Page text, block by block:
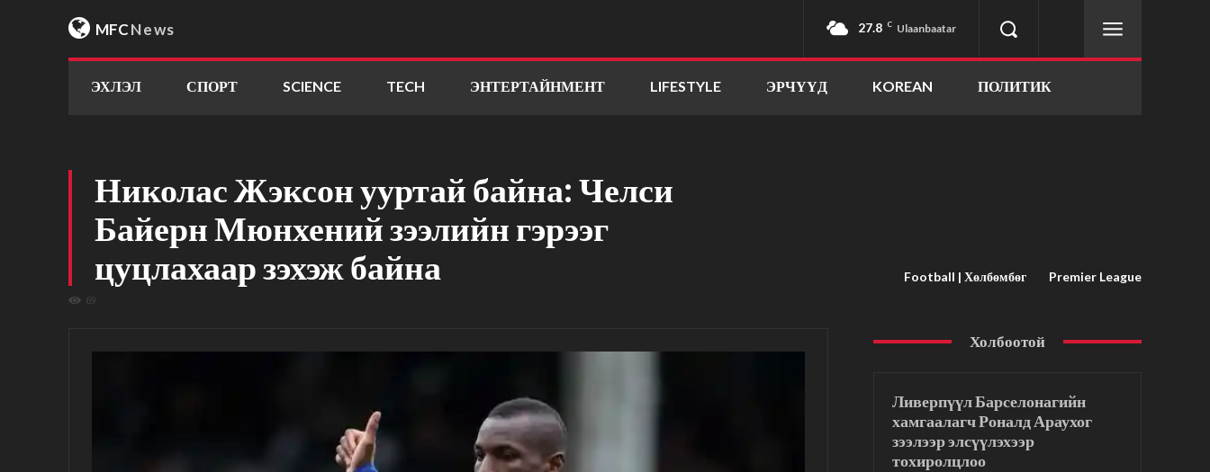
MFCNews 27.8 C Ulaanbaatar
ЭХЛЭЛ СПОРТ SCIENCE TECH ЭНТЕРТАЙНМЕНТ LIFESTYLE ЭРЧҮҮД KOREAN ПОЛИТИК
Николас Жэксон ууртай байна: Челси
Байерн Мюнхений зээлийн гэрээг
цуцлахаар зэхэж байна
69
Football | Хөлбөмбөг Premier League
Холбоотой
Ливерпүүл Барселонагийн
хамгаалагч Роналд Араухог
зээлээр элсүүлэхээр
тохиролцлоо